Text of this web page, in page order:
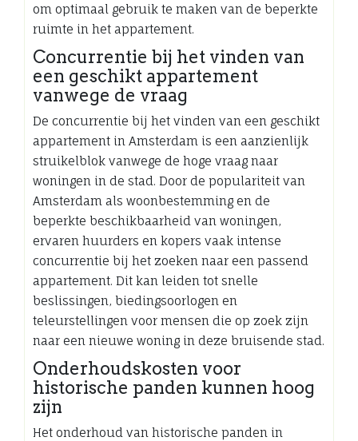
om optimaal gebruik te maken van de beperkte
ruimte in het appartement.
Concurrentie bij het vinden van
een geschikt appartement
vanwege de vraag
De concurrentie bij het vinden van een geschikt
appartement in Amsterdam is een aanzienlijk
struikelblok vanwege de hoge vraag naar
woningen in de stad. Door de populariteit van
Amsterdam als woonbestemming en de
beperkte beschikbaarheid van woningen,
ervaren huurders en kopers vaak intense
concurrentie bij het zoeken naar een passend
appartement. Dit kan leiden tot snelle
beslissingen, biedingsoorlogen en
teleurstellingen voor mensen die op zoek zijn
naar een nieuwe woning in deze bruisende stad.
Onderhoudskosten voor
historische panden kunnen hoog
zijn
Het onderhoud van historische panden in